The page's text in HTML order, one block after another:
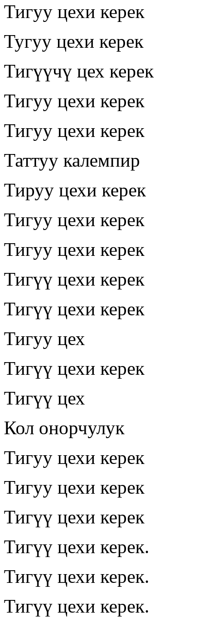
Тигуу цехи керек
Тугуу цехи керек
Тигүүчү цех керек
Тигуу цехи керек
Тигуу цехи керек
Таттуу калемпир
Тируу цехи керек
Тигуу цехи керек
Тигуу цехи керек
Тигүү цехи керек
Тигүү цехи керек
Тигуу цех
Тигүү цехи керек
Тигүү цех
Кол онорчулук
Тигуу цехи керек
Тигуу цехи керек
Тигүү цехи керек
Тигүү цехи керек.
Тигүү цехи керек.
Тигүү цехи керек.